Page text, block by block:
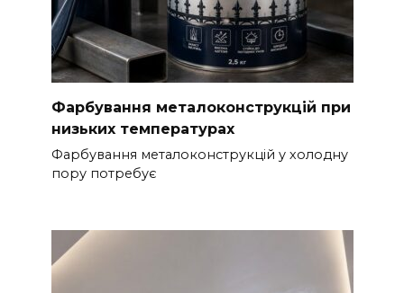
Фарбування металоконструкцій при
низьких температурах
Фарбування металоконструкцій у холодну
пору потребує